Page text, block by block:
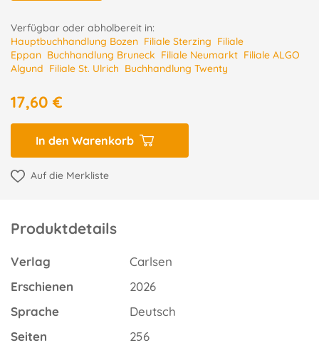
Verfügbar oder abholbereit in:
Hauptbuchhandlung Bozen Filiale Sterzing Filiale
Eppan Buchhandlung Bruneck Filiale Neumarkt Filiale ALGO
Algund Filiale St. Ulrich Buchhandlung Twenty
17,60 €
In den Warenkorb
Auf die Merkliste
Produktdetails
Verlag
Carlsen
Erschienen
2026
Sprache
Deutsch
Seiten
256